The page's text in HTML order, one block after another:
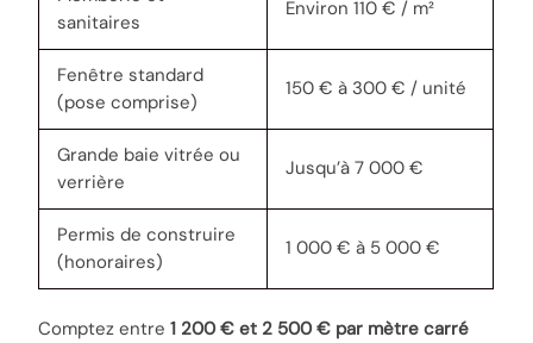
sanitaires
Environ 110 € / m²
Fenêtre standard
(pose comprise)
150 € à 300 € / unité
Grande baie vitrée ou
verrière
Jusqu’à 7 000 €
Permis de construire
(honoraires)
1 000 € à 5 000 €
Comptez entre1 200 € et 2 500 € par mètre carré